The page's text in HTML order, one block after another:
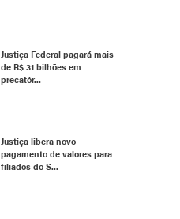
Justiça Federal pagará mais
de R$ 31 bilhões em
precatór...
Justiça libera novo
pagamento de valores para
filiados do S...